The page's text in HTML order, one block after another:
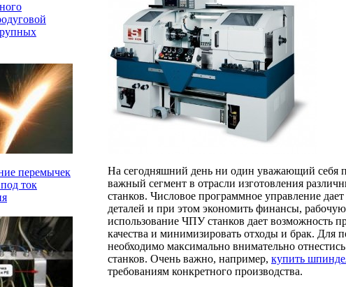
перемычек
ток
На сегодняшний день ни один уважающий себя
важный сегмент в отрасли изготовления
станков. Числовое программное управление
деталей и при этом экономить финансы,
использование ЧПУ станков дает возможность
качества и минимизировать отходы и брак. Для
необходимо максимально внимательно
станков. Очень важно, например, купить
требованиям конкретного производства.